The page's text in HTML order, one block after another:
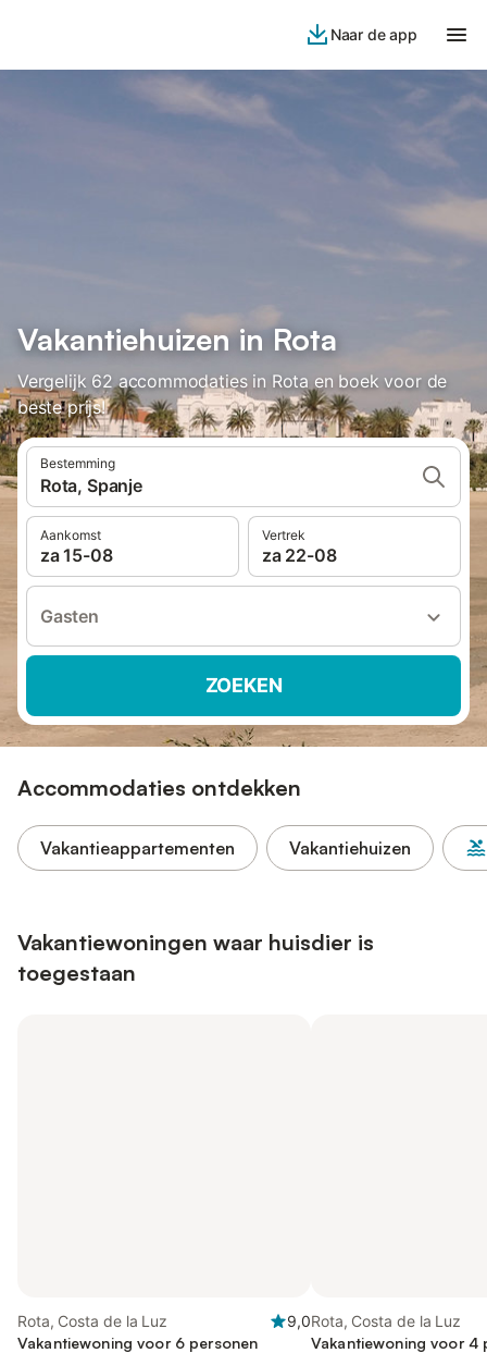
Naar de app
Vakantiehuizen in Rota
Vergelijk 62 accommodaties in Rota en boek voor de
beste prijs!
Bestemming
Rota, Spanje
Aankomst
za 15-08
Vertrek
za 22-08
Gasten
ZOEKEN
Accommodaties ontdekken
Vakantieappartementen Vakantiehuizen
Vakantiewoningen waar huisdier is
toegestaan
Rota, Costa de la Luz
9,0
Vakantiewoning voor 6 personen
Rota, Costa de la Luz
Vakantiewoning voor 4